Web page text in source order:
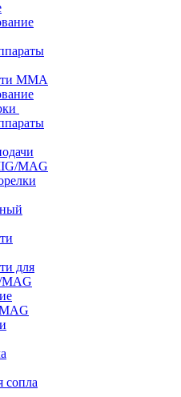
MMA
MAG
для
MAG